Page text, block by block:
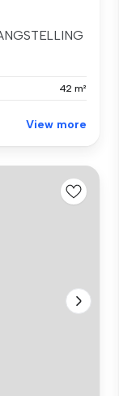
42 m²
View more